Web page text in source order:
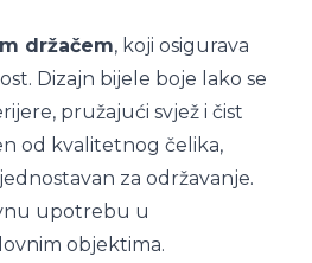
držačem, koji osigurava
Dizajn bijele boje lako se
pružajući svjež i čist
od kvalitetnog čelika,
za održavanje.
upotrebu u
objektima.